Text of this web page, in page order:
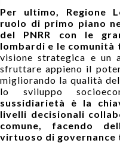
Per ultimo, Regione
ruolo di primo piano
del PNRR con le
lombardi e le
visione strategica e un
sfruttare appieno il
migliorando la qualità
lo sviluppo
sussidiarietà è la
livelli decisionali
comune, facendo
virtuoso di